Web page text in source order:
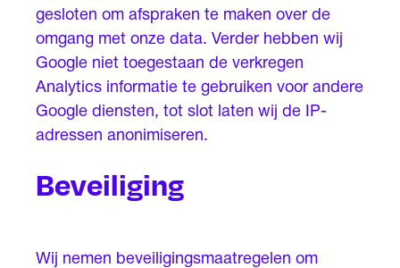
gesloten om afspraken te maken over de
omgang met onze data. Verder hebben wij
Google niet toegestaan de verkregen
Analytics informatie te gebruiken voor andere
Google diensten, tot slot laten wij de IP-
adressen anonimiseren.
Beveiliging
Wij nemen beveiligingsmaatregelen om